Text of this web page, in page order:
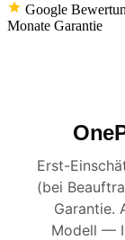
Google
Monate Garantie
Erst-
(bei
Garantie.
Modell —